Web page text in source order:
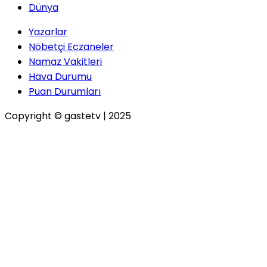
Dünya
Yazarlar
Nöbetçi Eczaneler
Namaz Vakitleri
Hava Durumu
Puan Durumları
Copyright © gastetv | 2025